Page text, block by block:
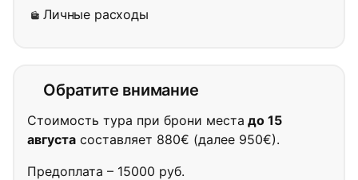
Личные расходы
Обратите внимание
Стоимость тура при брони места до 15
августа составляет 880€ (далее 950€).
Предоплата – 15000 руб.